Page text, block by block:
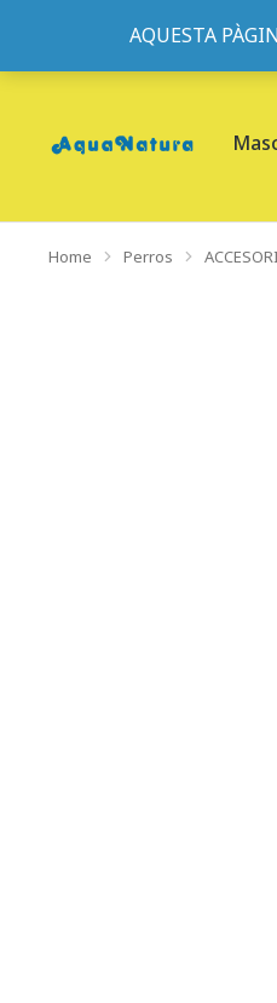
AQUESTA
933095977-933152057
You are here:
Home Perros